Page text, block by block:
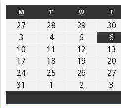
M T W T
27 28 29 30
3
4 5 6
10
11 12 13
17
18 19 20
24
25 26 27
31
1 2 3